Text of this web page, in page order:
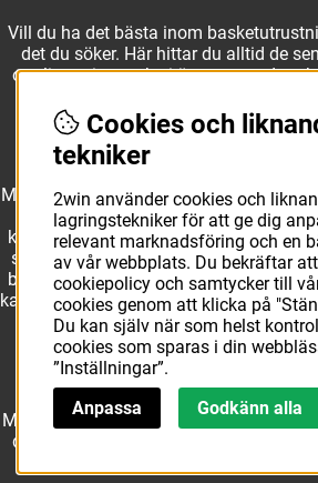
Vill du ha det bästa inom
det du söker. Här hittar du alltid de
otroliga priser, och vi är noga med att
nyheter i webbshopen. Det gör oss
som vill ha utrustning som
Med ett av Sveriges största kläd- och
kan vi erbjuda allt som du eller din
kvalitativa basketbollar och
som Molten, Nike, Adidas och
basketkläder från Jordan. I vårt breda
kan vi erbjuda matchkläder som ger
på och utanför planen. Oavsett
basketutrustning kan du vara säker
Med över 10 års erfarenhet av
det just du behöver i webbshopen
Cookies och
tekniker
2win använder cookies och
lagringstekniker för att ge dig
relevant marknadsföring och en
av vår webbplats. Du bekräftar
cookiepolicy och samtycker till
cookies genom att klicka på
Du kan själv när som helst
cookies som sparas i din
”Inställningar”.
Anpassa
Godkänn alla